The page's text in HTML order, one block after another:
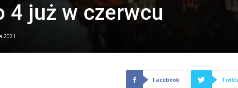
4 już w czerwcu
2021
Facebook